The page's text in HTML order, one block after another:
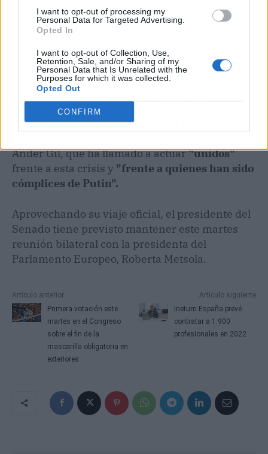
I want to opt-out of processing my
Personal Data for Targeted Advertising.
Opted In
I want to opt-out of Collection, Use,
Retention, Sale, and/or Sharing of my
Personal Data that Is Unrelated with the
Purposes for which it was collected.
Opted Out
CONFIRM
populismo: "desechar las posiciones extremas,
ultraliberales y nacionalistas y afrontar el
futuro de Europa de forma justa, solidaria y
dialogante, impulsando un escudo social y
político que proteja a los ciudadanos europeos
y, especialmente, a los más vulnerables".
"La paz no se construye sola y la indiferencia
Ander Gil, que ha llamado a actuar"unidos"
frente a esta crisis y "frente a quienes han sido
cómplices de Putin".
Aprovechando su viaje oficial, el presidente del
Senado tiene previsto mantener este martes
reunión bilateral con la presidenta del
Parlamento Europeo, Roberta Metsola.
Artículo anterior
Primera votación este
martes en el Congreso
sobre el fin de la
mascarilla obligatoria en
exteriores
Artículo siguiente
Inetum España prevé
contratar a 1.900
profesionales en 2022